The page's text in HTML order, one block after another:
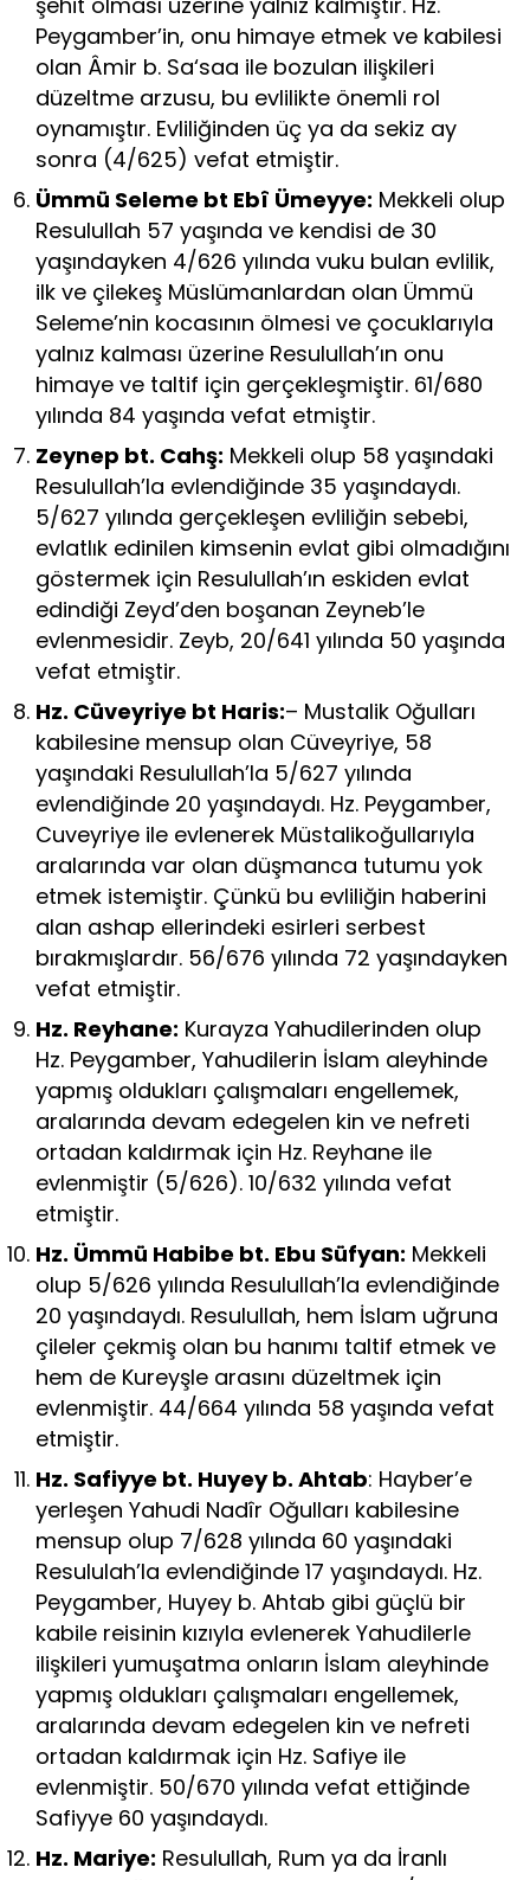
Peygamber’in, onu himaye etmek ve kabilesi
olan Âmir b. Sa‘saa ile bozulan ilişkileri
düzeltme arzusu, bu evlilikte önemli rol
oynamıştır. Evliliğinden üç ya da sekiz ay
sonra (4/625) vefat etmiştir.
Ümmü Seleme bt Ebî Ümeyye: Mekkeli olup
Resulullah 57 yaşında ve kendisi de 30
yaşındayken 4/626 yılında vuku bulan evlilik,
ilk ve çilekeş Müslümanlardan olan Ümmü
Seleme’nin kocasının ölmesi ve çocuklarıyla
yalnız kalması üzerine Resulullah’ın onu
himaye ve taltif için gerçekleşmiştir. 61/680
yılında 84 yaşında vefat etmiştir.
Zeynep bt. Cahş: Mekkeli olup 58 yaşındaki
Resulullah’la evlendiğinde 35 yaşındaydı.
5/627 yılında gerçekleşen evliliğin sebebi,
evlatlık edinilen kimsenin evlat gibi olmadığını
göstermek için Resulullah’ın eskiden evlat
edindiği Zeyd’den boşanan Zeyneb’le
evlenmesidir. Zeyb, 20/641 yılında 50 yaşında
vefat etmiştir.
Hz. Cüveyriye bt Haris:– Mustalik Oğulları
kabilesine mensup olan Cüveyriye, 58
yaşındaki Resulullah’la 5/627 yılında
evlendiğinde 20 yaşındaydı. Hz. Peygamber,
Cuveyriye ile evlenerek Müstalikoğullarıyla
aralarında var olan düşmanca tutumu yok
etmek istemiştir. Çünkü bu evliliğin haberini
alan ashap ellerindeki esirleri serbest
bırakmışlardır. 56/676 yılında 72 yaşındayken
vefat etmiştir.
Hz. Reyhane: Kurayza Yahudilerinden olup
Hz. Peygamber, Yahudilerin İslam aleyhinde
yapmış oldukları çalışmaları engellemek,
aralarında devam edegelen kin ve nefreti
ortadan kaldırmak için Hz. Reyhane ile
evlenmiştir (5/626). 10/632 yılında vefat
etmiştir.
Hz. Ümmü Habibe bt. Ebu Süfyan: Mekkeli
olup 5/626 yılında Resulullah’la evlendiğinde
20 yaşındaydı. Resulullah, hem İslam uğruna
çileler çekmiş olan bu hanımı taltif etmek ve
hem de Kureyşle arasını düzeltmek için
evlenmiştir. 44/664 yılında 58 yaşında vefat
etmiştir.
Hz. Safiyye bt. Huyey b. Ahtab: Hayber’e
yerleşen Yahudi Nadîr Oğulları kabilesine
mensup olup 7/628 yılında 60 yaşındaki
Resululah’la evlendiğinde 17 yaşındaydı. Hz.
Peygamber, Huyey b. Ahtab gibi güçlü bir
kabile reisinin kızıyla evlenerek Yahudilerle
ilişkileri yumuşatma onların İslam aleyhinde
yapmış oldukları çalışmaları engellemek,
aralarında devam edegelen kin ve nefreti
ortadan kaldırmak için Hz. Safiye ile
evlenmiştir. 50/670 yılında vefat ettiğinde
Safiyye 60 yaşındaydı.
Hz. Mariye: Resulullah, Rum ya da İranlı